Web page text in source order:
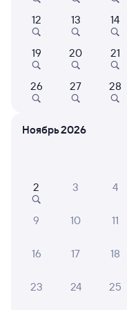
Плацкарт
от 5 ⁠014 ⁠₽
Купе
8
Фирменный
069Ь Проходящий
из Читы-2
02:41
Дни следования
от 5 ⁠014 ⁠₽ 7
12 13 14
19 20 21
26 27 28
Ноябрь 2026
2 3 4
9 10 11
16 17 18
23 24 25